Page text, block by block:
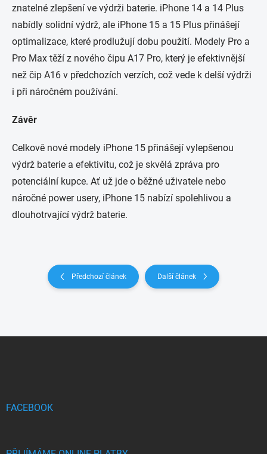
znatelné zlepšení ve výdrži baterie. iPhone 14 a 14 Plus
nabídly solidní výdrž, ale iPhone 15 a 15 Plus přinášejí
optimalizace, které prodlužují dobu použití. Modely Pro a
Pro Max těží z nového čipu A17 Pro, který je efektivnější
než čip A16 v předchozích verzích, což vede k delší výdrži
i při náročném používání.
Závěr
Celkově nové modely iPhone 15 přinášejí vylepšenou
výdrž baterie a efektivitu, což je skvělá zpráva pro
potenciální kupce. Ať už jde o běžné uživatele nebo
náročné power usery, iPhone 15 nabízí spolehlivou a
dlouhotrvající výdrž baterie.
Předchozí článek Další článek
FACEBOOK